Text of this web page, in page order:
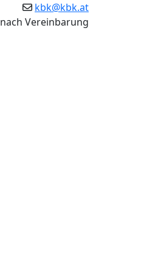
kbk@kbk.at
nach Vereinbarung